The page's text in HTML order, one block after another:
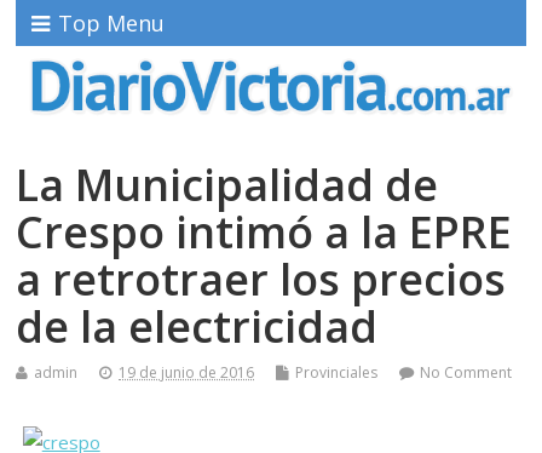
Top Menu
La Municipalidad de
Crespo intimó a la EPRE
a retrotraer los precios
de la electricidad
admin 19 de junio de 2016 Provinciales No Comment